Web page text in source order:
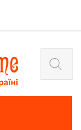
Поиск
товаров